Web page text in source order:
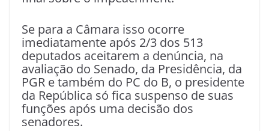
Se para a Câmara isso ocorre
imediatamente após 2/3 dos 513
deputados aceitarem a denúncia, na
avaliação do Senado, da Presidência, da
PGR e também do PC do B, o presidente
da República só fica suspenso de suas
funções após uma decisão dos
senadores.